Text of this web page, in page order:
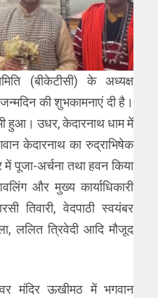
(बीकेटीसी) के अध्यक्ष
की शुभकामनाएं दी है।
हुआ। उधर, केदारनाथ धाम में
केदारनाथ का रुद्राभिषेक
पूजा-अर्चना तथा हवन किया
और मुख्य कार्याधिकारी
तिवारी, वेदपाठी स्वयंबर
ललित त्रिवेदी आदि मौजूद
मंदिर ऊखीमठ में भगवान